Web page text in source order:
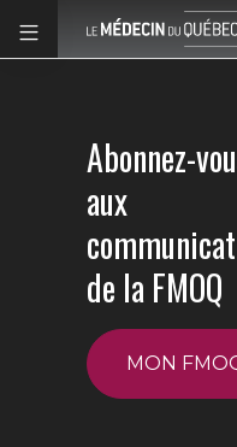
Abonnez-
aux
de la FMOQ
MON